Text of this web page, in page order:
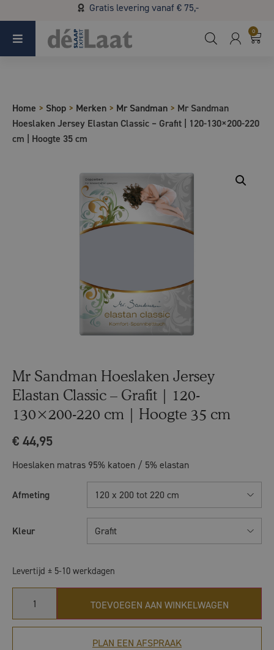
Gratis levering vanaf € 75,-
Koopzondag 29 maart in Bladel van 13.00 - 17.00
0
Home > Shop > Merken > Mr Sandman > Mr Sandman
Hoeslaken Jersey Elastan Classic – Grafit | 120-130×200-220
cm | Hoogte 35 cm
Mr Sandman Hoeslaken Jersey
Elastan Classic – Grafit | 120-
130×200-220 cm | Hoogte 35 cm
€ 44,95
Hoeslaken matras 95% katoen / 5% elastan
Afmeting 120 x 200 tot 220 cm
Kleur Grafit
Levertijd ± 5-10 werkdagen
TOEVOEGEN AAN WINKELWAGEN
PLAN EEN AFSPRAAK